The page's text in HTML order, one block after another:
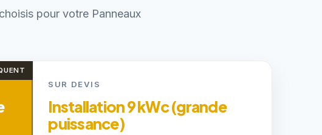
pour votre Panneaux
SUR DEVIS
Installation 9 kWc (grande
puissance)